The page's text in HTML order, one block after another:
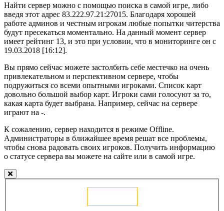
Найти сервер можно с помощью поиска в самой игре, либо
введя этот адрес 83.222.97.21:27015. Благодаря хорошей
работе админов и честным игрокам любые попытки читерства
будут пресекаться моментально. На данный момент сервер
имеет рейтинг 13, и это при условии, что в мониторинге он с
19.03.2018 [16:12].
Вы прямо сейчас можете застолбить себе местечко на очень
привлекательном и перспективном сервере, чтобы
подружиться со всеми опытными игроками. Список карт
довольно большой выбор карт. Игроки сами голосуют за то,
какая карта будет выбрана. Например, сейчас на сервере
играют на -.
К сожалению, сервер находится в режиме Offline.
Администраторы в ближайшее время решат все проблемы,
чтобы снова радовать своих игроков. Получить информацию
о статусе сервера вы можете на сайте или в самой игре.